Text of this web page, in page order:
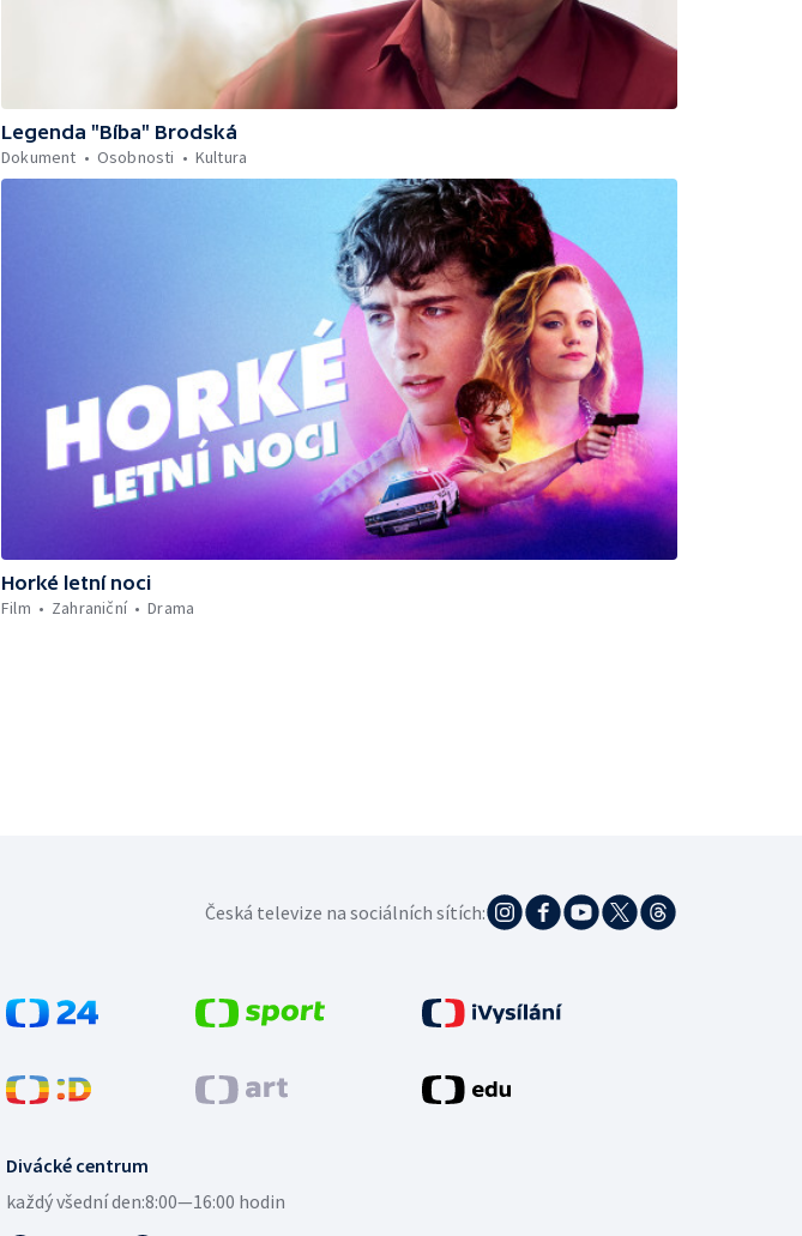
Legenda "Bíba" Brodská
Dokument
Osobnosti Kultura
Horké letní noci
Film
Zahraniční Drama
Divácké centrum
každý všední den:8:00—16:00 hodin
Česká televize na sociálních sítích: